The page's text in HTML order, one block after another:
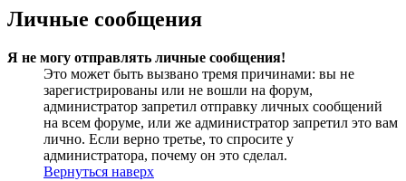
Личные сообщения
Я не могу отправлять личные сообщения!
Это может быть вызвано тремя причинами: вы не
зарегистрированы или не вошли на форум,
администратор запретил отправку личных сообщений
на всем форуме, или же администратор запретил это вам
лично. Если верно третье, то спросите у
администратора, почему он это сделал.
Вернуться наверх